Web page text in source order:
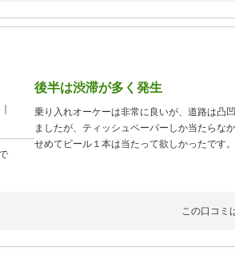
後半は渋滞が多く発生
乗り入れオーケーは非常に良いが、道路は凸
ましたが、ティッシュペーパーしか当たらなか
せめてビール１本は当たって欲しかったです。
この口コミ